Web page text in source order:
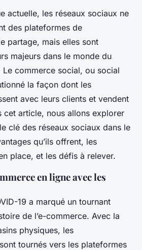
actuelle, les réseaux sociaux ne
des plateformes de
partage, mais elles sont
majeurs dans le monde du
commerce social, ou social
la façon dont les
avec leurs clients et vendent
cet article, nous allons explorer
clé des réseaux sociaux dans le
qu’ils offrent, les
place, et les défis à relever.
en ligne avec les
19 a marqué un tournant
de l’e-commerce. Avec la
physiques, les
tournés vers les plateformes